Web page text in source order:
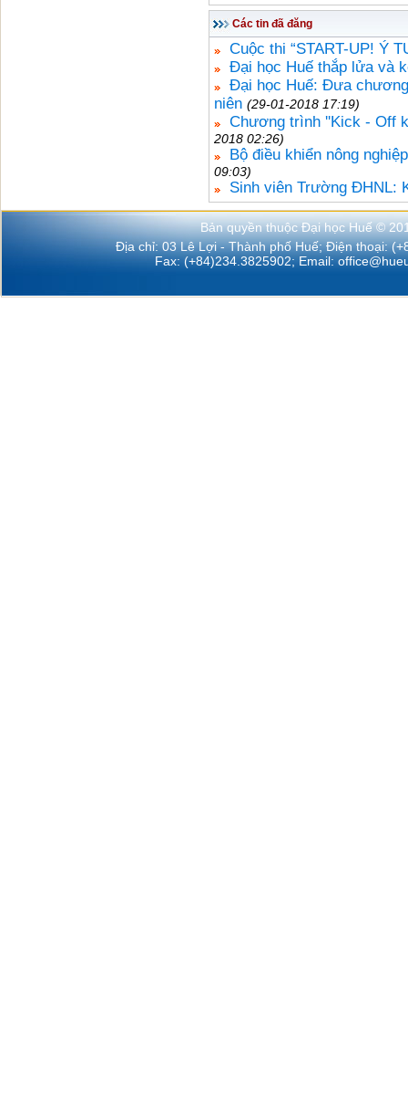
Các tin đã đăng
Cuộc thi “START-UP! Ý
Đại học Huế thắp lửa và
Đại học Huế: Đưa
niên (29-01-2018 17:19)
Chương trình ''Kick - Off
2018 02:26)
Bộ điều khiển nông
09:03)
Sinh viên Trường ĐHNL:
Bản quyền thuộc Đại học Huế ©
Địa chỉ: 03 Lê Lợi - Thành phố Huế; Điện thoại:
Fax: (+84)234.3825902; Email: